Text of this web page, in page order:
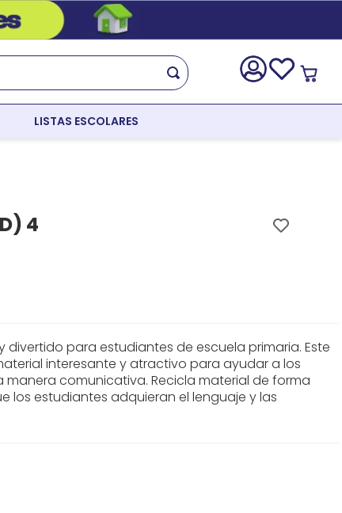
LISTAS ESCOLARES
4
divertido para estudiantes de escuela primaria. Este
interesante y atractivo para ayudar a los
comunicativa. Recicla material de forma
los estudiantes adquieran el lenguaje y las